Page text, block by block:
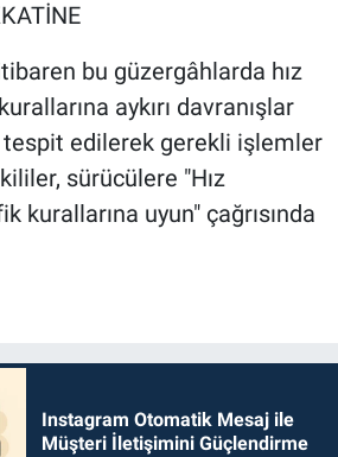
bu güzergâhlarda hız
aykırı davranışlar
edilerek gerekli işlemler
sürücülere "Hız
kurallarına uyun" çağrısında
Instagram Otomatik Mesaj ile
Müşteri İletişimini Güçlendirme